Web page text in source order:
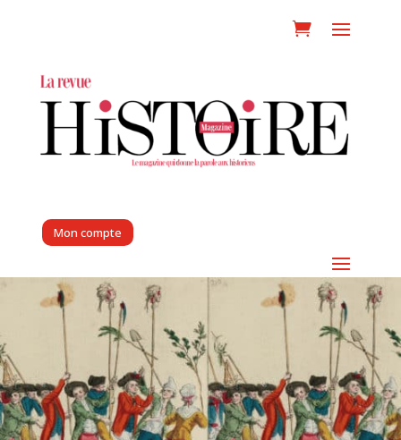
Mon compte